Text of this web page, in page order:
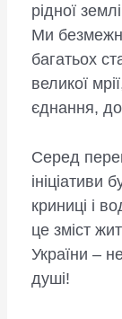
рідної
Ми
багатьох
великої
єднання,
Серед
ініціативи
криниці і
це зміст
України –
душі!